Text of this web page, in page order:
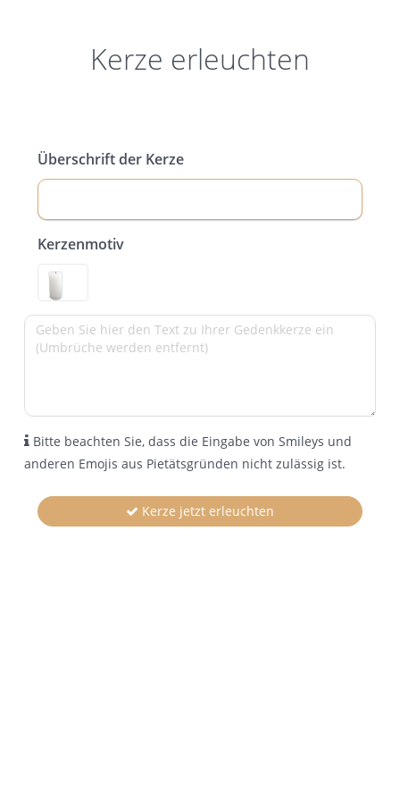
Kerze erleuchten
Überschrift der Kerze
Kerzenmotiv
Bitte beachten Sie, dass die Eingabe von Smileys und
anderen Emojis aus Pietätsgründen nicht zulässig ist.
Kerze jetzt erleuchten